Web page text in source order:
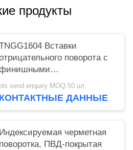
продукты
Вставки
поворота с
шифровальщиками
мощностью 2 Вт и классом
pls send enquiry MOQ:50 шт.
КОНТАКТНЫЕ ДАННЫЕ
Индексируемая черметная
поворотка, ПВД-покрытая